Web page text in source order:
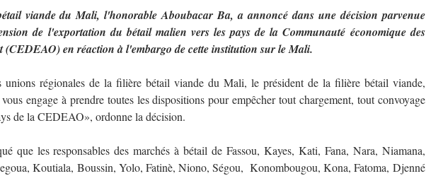
viande du Mali, l'honorable Aboubacar Ba, a annoncé dans une décision parvenue
de l'exportation du bétail malien vers les pays de la Communauté économique des
(CEDEAO) en réaction à l'embargo de cette institution sur le Mali.
unions régionales de la filière bétail viande du Mali, le président de la filière bétail viande,
engage à prendre toutes les dispositions pour empêcher tout chargement, tout convoyage
de la CEDEAO», ordonne la décision.
que les responsables des marchés à bétail de Fassou, Kayes, Kati, Fana, Nara, Niamana,
Koutiala, Boussin, Yolo, Fatinè, Niono, Ségou, Konombougou, Kona, Fatoma, Djenné